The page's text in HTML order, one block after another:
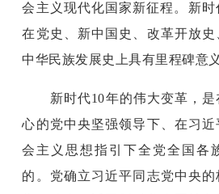
会主义现代化国家新征程。新时
在党史、新中国史、改革开放史
中华民族发展史上具有里程碑意义
新时代10年的伟大变革，是
心的党中央坚强领导下、在习
会主义思想指引下全党全国各
的。党确立习近平同志党中央